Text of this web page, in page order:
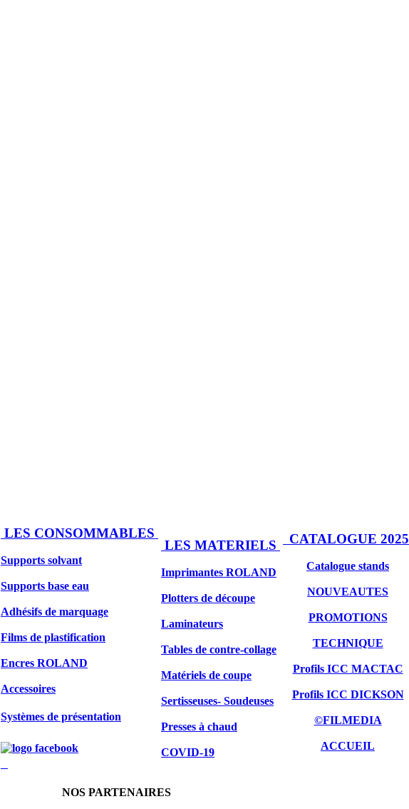
LES CONSOMMABLES
Supports solvant
Supports base eau
Adhésifs de marquage
Films de plastification
Encres ROLAND
Accessoires
Systèmes de présentation
LES MATERIELS
Imprimantes ROLAND
Plotters de découpe
Laminateurs
Tables de contre-collage
Matériels de coupe
Sertisseuses- Soudeuses
Presses à chaud
COVID-19
CATALOGUE 2025
Catalogue stands
NOUVEAUTES
PROMOTIONS
TECHNIQUE
Profils ICC MACTAC
Profils ICC DICKSON
©FILMEDIA
ACCUEIL
NOS PARTENAIRES